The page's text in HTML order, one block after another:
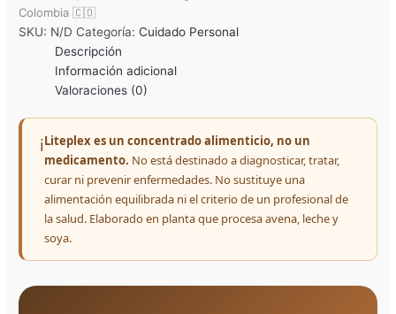
Colombia 🇨🇴
SKU: N/D Categoría:Cuidado Personal
Descripción
Información adicional
Valoraciones (0)
ℹ️Liteplex es un concentrado alimenticio, no un
medicamento. No está destinado a diagnosticar, tratar,
curar ni prevenir enfermedades. No sustituye una
alimentación equilibrada ni el criterio de un profesional de
la salud. Elaborado en planta que procesa avena, leche y
soya.